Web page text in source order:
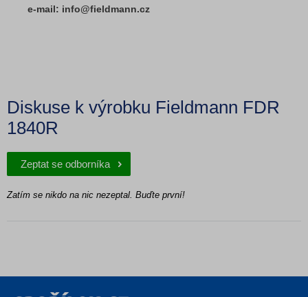
e-mail: info@fieldmann.cz
Diskuse k výrobku Fieldmann FDR
1840R
Zeptat se odborníka
Zatím se nikdo na nic nezeptal. Buďte první!